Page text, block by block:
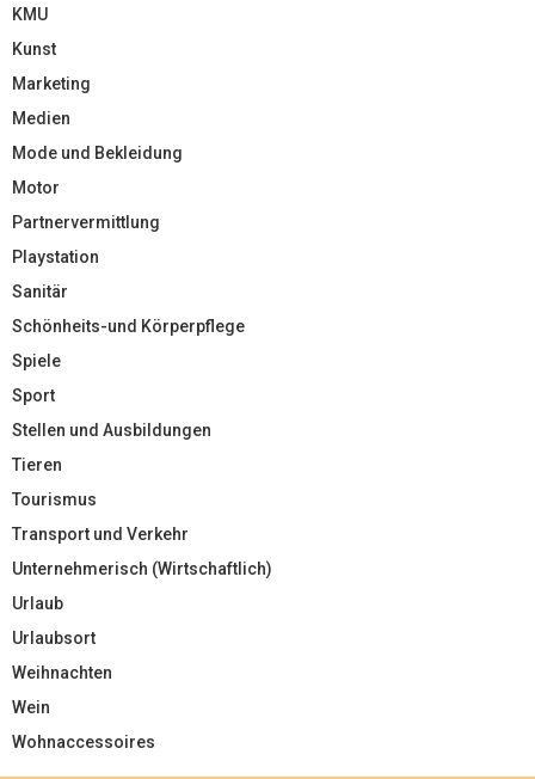
KMU
Kunst
Marketing
Medien
Mode und Bekleidung
Motor
Partnervermittlung
Playstation
Sanitär
Schönheits-und Körperpflege
Spiele
Sport
Stellen und Ausbildungen
Tieren
Tourismus
Transport und Verkehr
Unternehmerisch (Wirtschaftlich)
Urlaub
Urlaubsort
Weihnachten
Wein
Wohnaccessoires